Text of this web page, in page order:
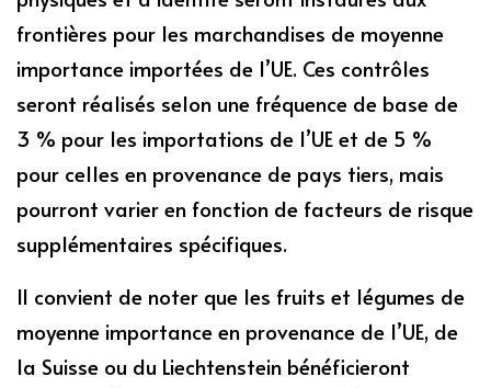
frontières pour les marchandises de moyenne
importance importées de l’UE. Ces contrôles
seront réalisés selon une fréquence de base de
3 % pour les importations de l’UE et de 5 %
pour celles en provenance de pays tiers, mais
pourront varier en fonction de facteurs de risque
supplémentaires spécifiques.
Il convient de noter que les fruits et légumes de
moyenne importance en provenance de l’UE, de
la Suisse ou du Liechtenstein bénéficieront